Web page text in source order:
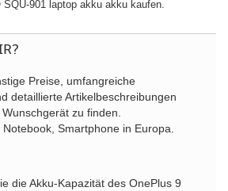
901 laptop akku akku kaufen.
Preise, umfangreiche
detaillierte Artikelbeschreibungen
zu finden.
Smartphone in Europa.
die Akku-Kapazität des OnePlus 9